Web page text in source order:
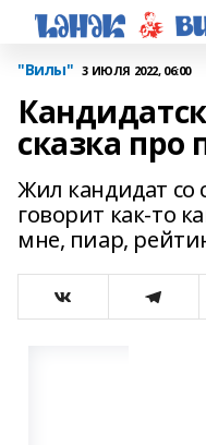
"Вилы" 3 ИЮЛЯ 2022, 06:00
сказка про
Жил кандидат
говорит как-то
мне, пиар,